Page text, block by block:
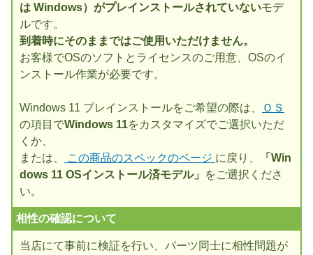
は Windows）がプレインストールされていないモデ
ルです。
到着時にそのままではご使用いただけません。
お客様でOSのソフトとライセンスのご用意、OSのイ
ンストール作業が必要です。
Windows 11 プレインストールをご希望の際は、
ＯＳ
の項目でWindows 11をカスタマイズでご選択いただ
くか、
または、
この商品のスペックのページ に戻り、
「Win
dows 11 OSインストール済モデル」
をご選択くださ
い。
相性の確認について
当店にて事前に検証を行い、パーツ同士に相性問題が